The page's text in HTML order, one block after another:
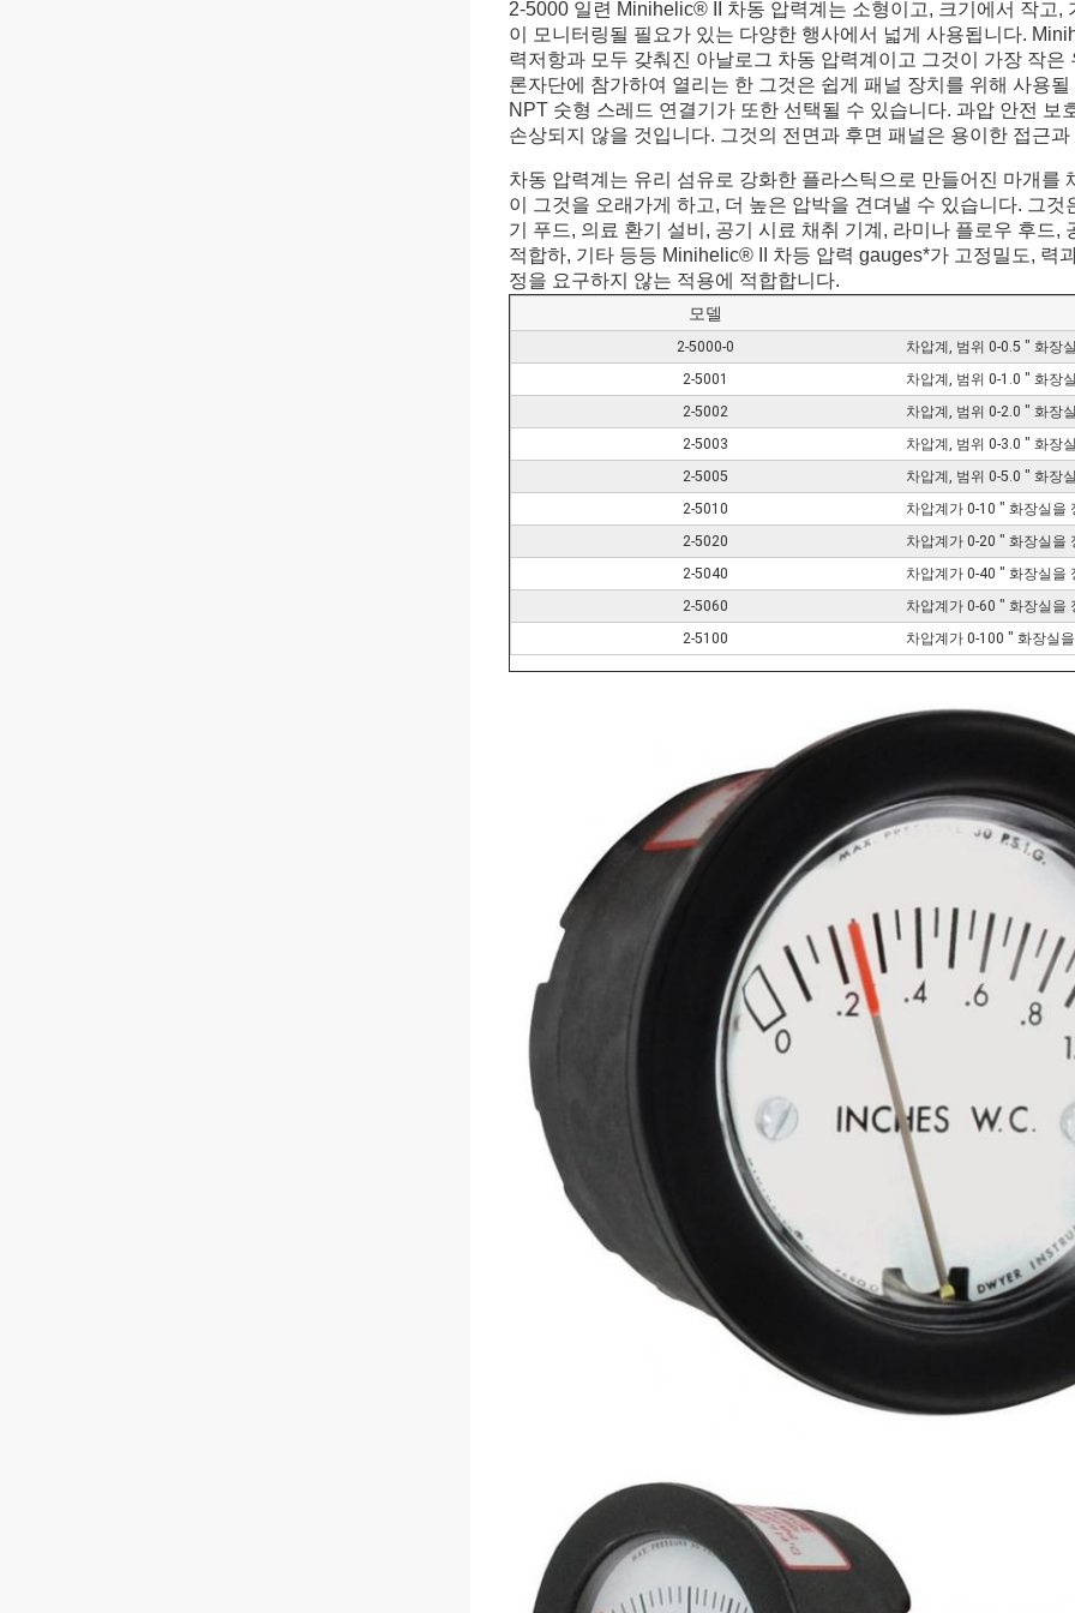
2-5000 일련 Minihelic® II 차동 압력계는 소형이고, 크기에서 작고
이 모니터링될 필요가 있는 다양한 행사에서 넓게 사용됩니다.
력저항과 모두 갖춰진 아날로그 차동 압력계이고 그것이 가장 작
론자단에 참가하여 열리는 한 그것은 쉽게 패널 장치를 위해 사용
NPT 숫형 스레드 연결기가 또한 선택될 수 있습니다. 과압 안전
손상되지 않을 것입니다. 그것의 전면과 후면 패널은 용이한 접근
차동 압력계는 유리 섬유로 강화한 플라스틱으로 만들어진 마개
이 그것을 오래가게 하고, 더 높은 압박을 견뎌낼 수 있습니다. 그
기 푸드, 의료 환기 설비, 공기 시료 채취 기계, 라미나 플로우 후드
적합하, 기타 등등 Minihelic® II 차등 압력 gauges*가 고정밀도, 력
정을 요구하지 않는 적용에 적합합니다.
모델
2-5000-0
차압계, 범위 0-0.5 " 화장
2-5001
차압계, 범위 0-1.0 " 화장
2-5002
차압계, 범위 0-2.0 " 화장
2-5003
차압계, 범위 0-3.0 " 화장
2-5005
차압계, 범위 0-5.0 " 화장
2-5010
차압계가 0-10 " 화장실을
2-5020
차압계가 0-20 " 화장실을
2-5040
차압계가 0-40 " 화장실을
2-5060
차압계가 0-60 " 화장실을
2-5100
차압계가 0-100 " 화장실